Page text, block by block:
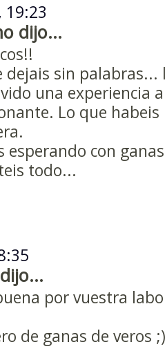
19:23
dijo...
dejais sin
una experiencia
Lo que habeis
esperando con
todo...
dijo...
por vuestra
de ganas de veros ;)